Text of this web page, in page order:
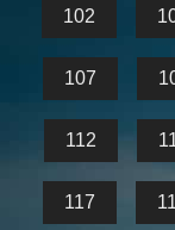
102
107
112
117